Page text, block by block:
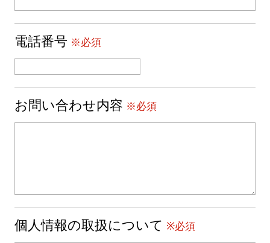
電話番号 ※必須
お問い合わせ内容 ※必須
個人情報の取扱について ※必須